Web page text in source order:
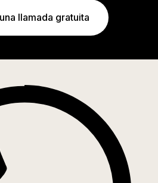
llamada gratuita